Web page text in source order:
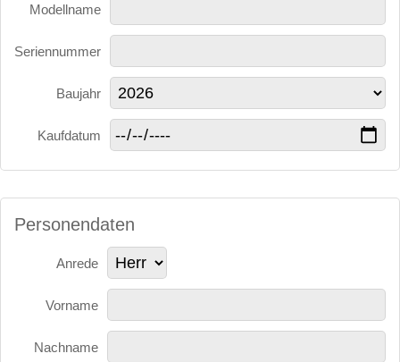
Modellname
Seriennummer
Baujahr
Kaufdatum
Personendaten
Anrede
Vorname
Nachname